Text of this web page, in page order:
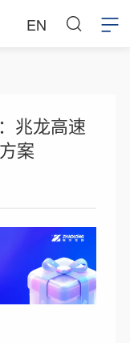
EN
兆龙高速
案